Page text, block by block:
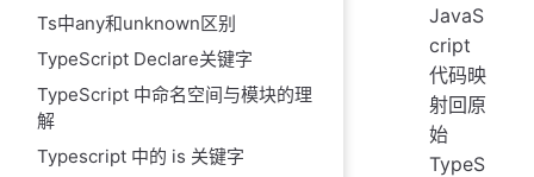
Ts中any和unknown区别
TypeScript Declare关键字
TypeScript 中命名空间与模块的理
解
Typescript 中的 is 关键字
JavaS
cript
代码映
射回原
始
TypeS